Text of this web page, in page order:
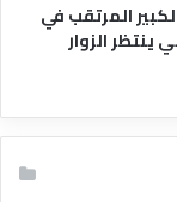
المرتقب في
الزوار